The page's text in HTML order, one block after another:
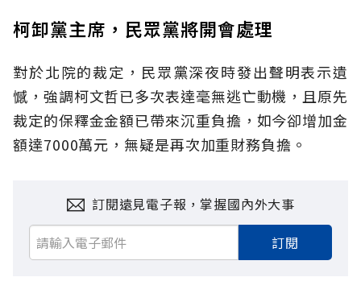
柯卸黨主席，民眾黨將開會處理
對於北院的裁定，民眾黨深夜時發出聲明表示遺
憾，強調柯文哲已多次表達毫無逃亡動機，且原先
裁定的保釋金金額已帶來沉重負擔，如今卻增加金
額達7000萬元，無疑是再次加重財務負擔。
訂閱遠見電子報，掌握國內外大事
訂閱